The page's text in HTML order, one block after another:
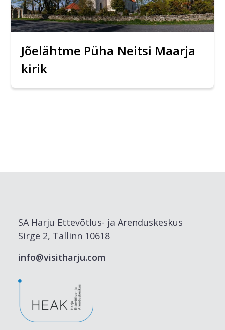
Jõelähtme Püha Neitsi Maarja
kirik
SA Harju Ettevõtlus- ja Arenduskeskus
Sirge 2, Tallinn 10618
info@visitharju.com